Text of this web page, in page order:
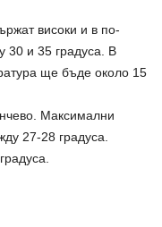
високи и в по-
30 и 35 градуса. В
ще бъде около 15
Максимални
27-28 градуса.